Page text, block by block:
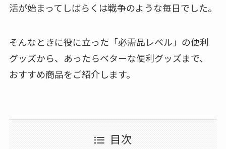
活が始まってしばらくは戦争のような毎日でした。
そんなときに役に立った「必需品レベル」の便利
グッズから、あったらベターな便利グッズまで、
おすすめ商品をご紹介します。
目次